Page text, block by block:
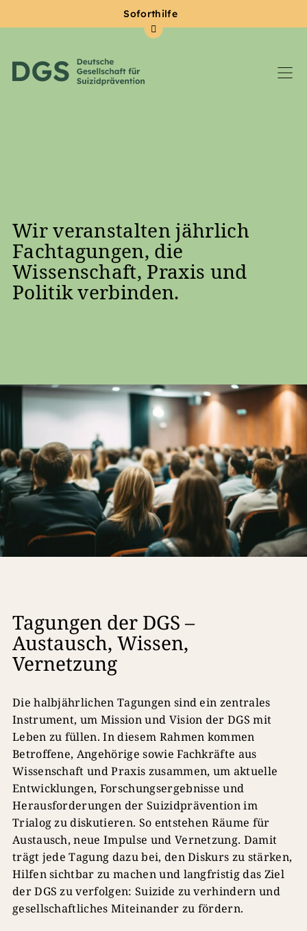
Soforthilfe
Wir veranstalten jährlich
Fachtagungen, die
Wissenschaft, Praxis und
Politik verbinden.
Tagungen der DGS –
Austausch, Wissen,
Vernetzung
Die halbjährlichen Tagungen sind ein zentrales
Instrument, um Mission und Vision der DGS mit
Leben zu füllen. In diesem Rahmen kommen
Betroffene, Angehörige sowie Fachkräfte aus
Wissenschaft und Praxis zusammen, um aktuelle
Entwicklungen, Forschungsergebnisse und
Herausforderungen der Suizidprävention im
Trialog zu diskutieren. So entstehen Räume für
Austausch, neue Impulse und Vernetzung. Damit
trägt jede Tagung dazu bei, den Diskurs zu stärken,
Hilfen sichtbar zu machen und langfristig das Ziel
der DGS zu verfolgen: Suizide zu verhindern und
gesellschaftliches Miteinander zu fördern.